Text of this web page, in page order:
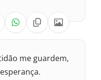
me guardem,